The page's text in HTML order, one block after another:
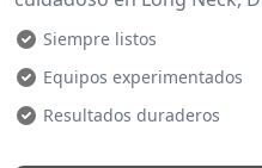
Siempre listos
Equipos experimentados
Resultados duraderos